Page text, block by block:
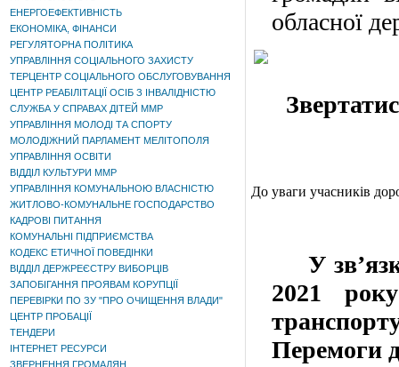
ЕНЕРГОЕФЕКТИВНІСТЬ
ЕКОНОМІКА, ФІНАНСИ
РЕГУЛЯТОРНА ПОЛІТИКА
УПРАВЛІННЯ СОЦІАЛЬНОГО ЗАХИСТУ
ТЕРЦЕНТР СОЦІАЛЬНОГО ОБСЛУГОВУВАННЯ
ЦЕНТР РЕАБІЛІТАЦІЇ ОСІБ З ІНВАЛІДНІСТЮ
СЛУЖБА У СПРАВАХ ДІТЕЙ ММР
УПРАВЛІННЯ МОЛОДІ ТА СПОРТУ
МОЛОДІЖНИЙ ПАРЛАМЕНТ МЕЛІТОПОЛЯ
УПРАВЛІННЯ ОСВІТИ
ВІДДІЛ КУЛЬТУРИ ММР
УПРАВЛІННЯ КОМУНАЛЬНОЮ ВЛАСНІСТЮ
ЖИТЛОВО-КОМУНАЛЬНЕ ГОСПОДАРСТВО
КАДРОВІ ПИТАННЯ
КОМУНАЛЬНІ ПІДПРИЄМСТВА
КОДЕКС ЕТИЧНОЇ ПОВЕДІНКИ
ВІДДІЛ ДЕРЖРЕЄСТРУ ВИБОРЦІВ
ЗАПОБІГАННЯ ПРОЯВАМ КОРУПЦІЇ
ПЕРЕВІРКИ ПО ЗУ "ПРО ОЧИЩЕННЯ ВЛАДИ"
ЦЕНТР ПРОБАЦІЇ
ТЕНДЕРИ
ІНТЕРНЕТ РЕСУРСИ
ЗВЕРНЕННЯ ГРОМАДЯН
обласної
До уваги учасників
У
2021
Перемоги